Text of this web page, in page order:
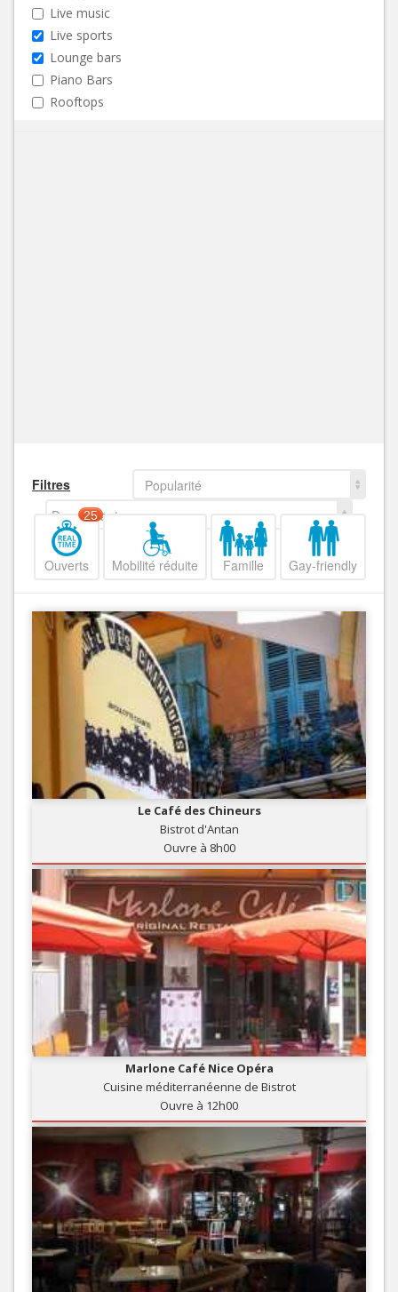
Live music
Live sports
Lounge bars
Piano Bars
Rooftops
Filtres
Popularité
Decroissant
Ouverts
25
Mobilité réduite Famille Gay-friendly
Le Café des Chineurs
Bistrot d'Antan
Ouvre à 8h00
Marlone Café Nice Opéra
Cuisine méditerranéenne de Bistrot
Ouvre à 12h00